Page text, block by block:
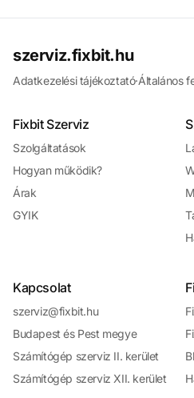
szerviz.fixbit.hu
Adatkezelési tájékoztató·Általános
Fixbit Szerviz
Szolgáltatások
Hogyan működik?
Árak
GYIK
Kapcsolat
szerviz@fixbit.hu
Budapest és Pest megye
Számítógép szerviz II. kerület
Számítógép szerviz XII. kerület